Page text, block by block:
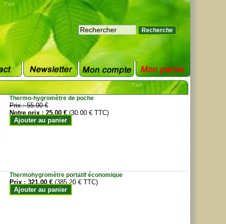
Thermo-hygromètre de poche
Prix :55.00 €
Notre prix :25.00 € (30.00 € TTC)
Ajouter au panier
Thermohygromètre portatif économique
Prix :321.00 € (385.20 € TTC)
Ajouter au panier